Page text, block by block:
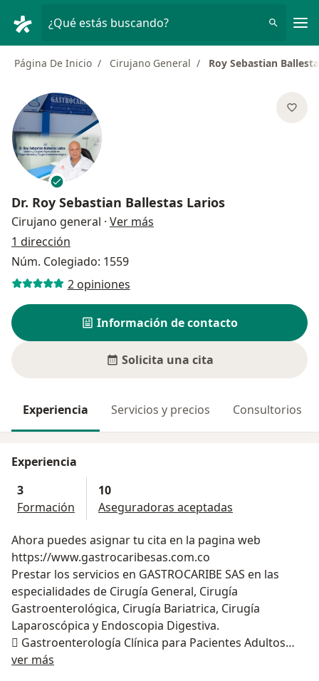
¿Qué estás buscando?
Página De Inicio Cirujano General Roy Sebastian
Dr. Roy Sebastian Ballestas Larios
Cirujano general · Ver más
1 dirección
Núm. Colegiado: 1559
2 opiniones
Información de contacto
Solicita una cita
Experiencia Servicios y precios Consultorios
Experiencia
3
Formación
10
Aseguradoras aceptadas
Ahora puedes asignar tu cita en la pagina web
https://www.gastrocaribesas.com.co
Prestar los servicios en GASTROCARIBE SAS en las
especialidades de Cirugía General, Cirugía
Gastroenterológica, Cirugía Bariatrica, Cirugía
Laparoscópica y Endoscopia Digestiva.
 Gastroenterología Clínica para Pacientes Adultos
 Gastroenterología Clínica Pediátrica
ver más